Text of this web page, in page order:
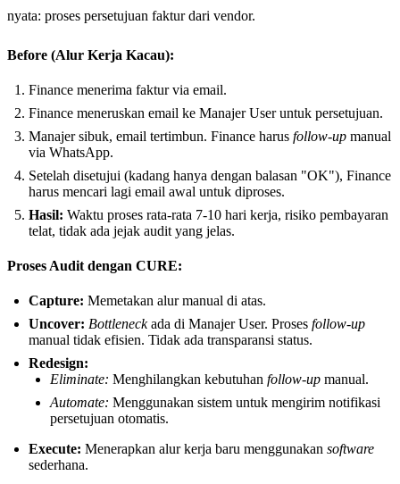
nyata: proses persetujuan faktur dari vendor.
Before (Alur Kerja Kacau):
Finance menerima faktur via email.
Finance meneruskan email ke Manajer User untuk persetujuan.
Manajer sibuk, email tertimbun. Finance harus follow-up manual
via WhatsApp.
Setelah disetujui (kadang hanya dengan balasan "OK"), Finance
harus mencari lagi email awal untuk diproses.
Hasil: Waktu proses rata-rata 7-10 hari kerja, risiko pembayaran
telat, tidak ada jejak audit yang jelas.
Proses Audit dengan CURE:
Capture: Memetakan alur manual di atas.
Uncover: Bottleneckada di Manajer User. Proses follow-up
manual tidak efisien. Tidak ada transparansi status.
Redesign:
Eliminate: Menghilangkan kebutuhan follow-up manual.
Automate: Menggunakan sistem untuk mengirim notifikasi
persetujuan otomatis.
Execute: Menerapkan alur kerja baru menggunakan software
sederhana.